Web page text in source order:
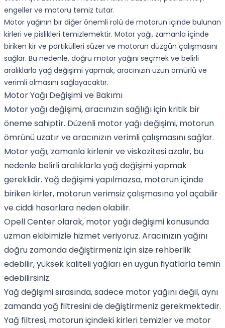
engeller ve motoru temiz tutar.
Motor yağının bir diğer önemli rolü de motorun içinde bulunan
kirleri ve pislikleri temizlemektir. Motor yağı, zamanla içinde
biriken kir ve partikülleri süzer ve motorun düzgün çalışmasını
sağlar. Bu nedenle, doğru motor yağını seçmek ve belirli
aralıklarla yağ değişimi yapmak, aracınızın uzun ömürlü ve
verimli olmasını sağlayacaktır.
Motor Yağı Değişimi ve Bakımı
Motor yağı değişimi, aracınızın sağlığı için kritik bir
öneme sahiptir. Düzenli motor yağı değişimi, motorun
ömrünü uzatır ve aracınızın verimli çalışmasını sağlar.
Motor yağı, zamanla kirlenir ve viskozitesi azalır, bu
nedenle belirli aralıklarla yağ değişimi yapmak
gereklidir. Yağ değişimi yapılmazsa, motorun içinde
biriken kirler, motorun verimsiz çalışmasına yol açabilir
ve ciddi hasarlara neden olabilir.
Opell Centerolarak, motor yağı değişimi konusunda
uzman ekibimizle hizmet veriyoruz. Aracınızın yağını
doğru zamanda değiştirmeniz için size rehberlik
edebilir, yüksek kaliteli yağları en uygun fiyatlarla temin
edebilirsiniz.
Yağ değişimi sırasında, sadece motor yağını değil, aynı
zamanda yağ filtresini de değiştirmeniz gerekmektedir.
Yağ filtresi, motorun içindeki kirleri temizler ve motor